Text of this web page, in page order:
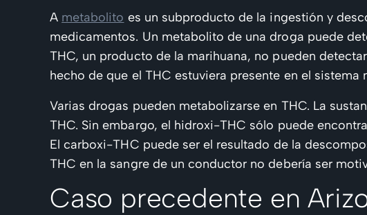
A metabolito es un subproducto de la ingestión y
medicamentos. Un metabolito de una droga puede
THC, un producto de la marihuana, no pueden
hecho de que el THC estuviera presente en el
Varias drogas pueden metabolizarse en THC. La
THC. Sin embargo, el hidroxi-THC sólo puede
El carboxi-THC puede ser el resultado de la
THC en la sangre de un conductor no debería ser
Caso precedente en